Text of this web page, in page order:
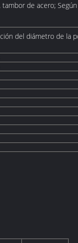
de acero;
del diámetro de la